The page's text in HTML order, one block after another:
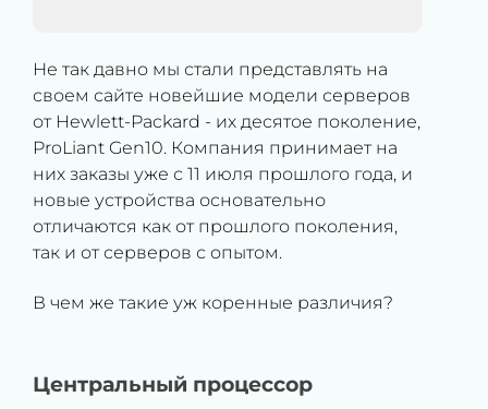
Не так давно мы стали представлять на
своем сайте новейшие модели серверов
от Hewlett-Packard - их десятое поколение,
ProLiant Gen10. Компания принимает на
них заказы уже с 11 июля прошлого года, и
новые устройства основательно
отличаются как от прошлого поколения,
так и от серверов с опытом.
В чем же такие уж коренные различия?
Центральный процессор